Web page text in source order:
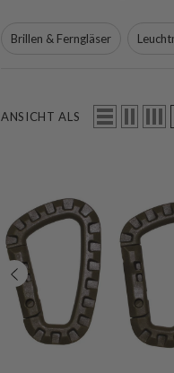
Brillen & Ferngläser
ANSICHT ALS